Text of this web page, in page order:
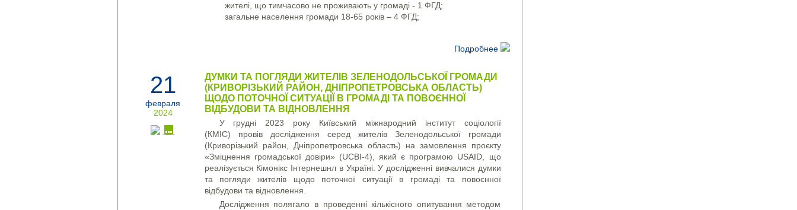
жителі, що тимчасово не проживають у громаді - 1 ФГД;
загальне населення громади 18-65 років – 4 ФГД;
Подробнее
21
февраля
2024
ДУМКИ ТА ПОГЛЯДИ ЖИТЕЛІВ ЗЕЛЕНОДОЛЬСЬКОЇ ГРОМАДИ
(КРИВОРІЗЬКИЙ РАЙОН, ДНІПРОПЕТРОВСЬКА ОБЛАСТЬ)
ЩОДО ПОТОЧНОЇ СИТУАЦІЇ В ГРОМАДІ ТА ПОВОЄННОЇ
ВІДБУДОВИ ТА ВІДНОВЛЕННЯ
У грудні 2023 року Київський міжнародний інститут соціології
(КМІС) провів дослідження серед жителів Зеленодольської громади
(Криворізький район, Дніпропетровська область) на замовлення проєкту
«Зміцнення громадської довіри» (UCBI-4), який є програмою USAID, що
реалізується Кімонікс Інтернешнл в Україні. У дослідженні вивчалися думки
та погляди жителів щодо поточної ситуації в громаді та повоєнної
відбудови та відновлення.
Дослідження полягало в проведенні кількісного опитування методом